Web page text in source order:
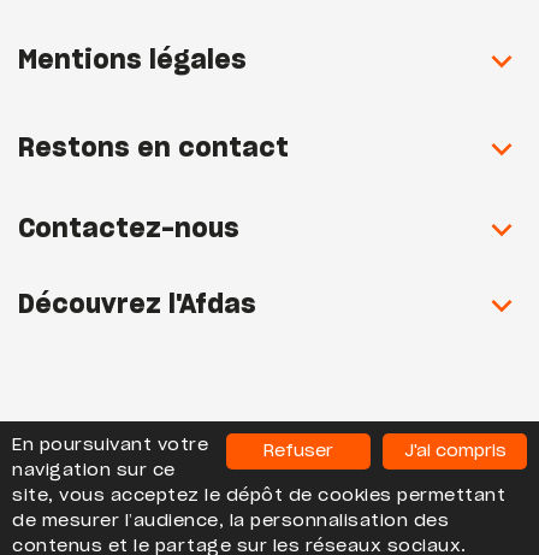
J'ai compris
Refuser
En poursuivant votre
navigation sur ce
site, vous acceptez le dépôt de cookies permettant
de mesurer l’audience, la personnalisation des
contenus et le partage sur les réseaux sociaux.
Mentions légales
Restons en contact
Contactez-nous
Découvrez l'Afdas
AFDAS Les Observatoires - Tous droits réservés
2020-2026